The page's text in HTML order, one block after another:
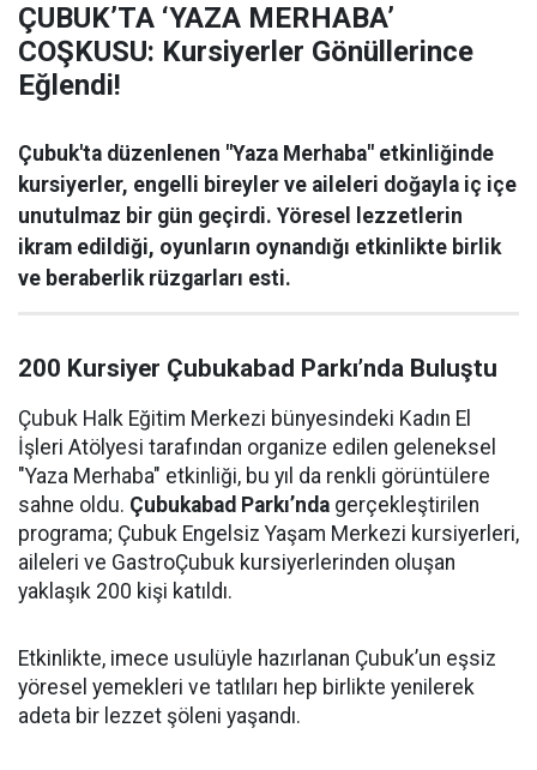
ÇUBUK’TA ‘YAZA MERHABA’
COŞKUSU: Kursiyerler Gönüllerince
Eğlendi!
Çubuk'ta düzenlenen "Yaza Merhaba" etkinliğinde
kursiyerler, engelli bireyler ve aileleri doğayla iç içe
unutulmaz bir gün geçirdi. Yöresel lezzetlerin
ikram edildiği, oyunların oynandığı etkinlikte birlik
ve beraberlik rüzgarları esti.
200 Kursiyer Çubukabad Parkı’nda Buluştu
Çubuk Halk Eğitim Merkezi bünyesindeki Kadın El
İşleri Atölyesi tarafından organize edilen geleneksel
"Yaza Merhaba" etkinliği, bu yıl da renkli görüntülere
sahne oldu. Çubukabad Parkı’nda gerçekleştirilen
programa; Çubuk Engelsiz Yaşam Merkezi kursiyerleri,
aileleri ve GastroÇubuk kursiyerlerinden oluşan
yaklaşık 200 kişi katıldı.
Etkinlikte, imece usulüyle hazırlanan Çubuk’un eşsiz
yöresel yemekleri ve tatlıları hep birlikte yenilerek
adeta bir lezzet şöleni yaşandı.